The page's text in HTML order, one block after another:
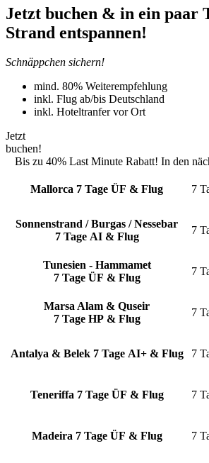
Jetzt buchen & in ein paar
Strand entspannen!
Schnäppchen sichern!
mind. 80% Weiterempfehlung
inkl. Flug ab/bis Deutschland
inkl. Hoteltranfer vor Ort
Jetzt
buchen!
Bis zu 40% Last Minute Rabatt! In den
Mallorca 7 Tage ÜF & Flug 7
Sonnenstrand / Burgas / Nessebar
7 Tage AI & Flug
7
Tunesien - Hammamet
7 Tage ÜF & Flug
7
Marsa Alam & Quseir
7 Tage HP & Flug
7
Antalya & Belek 7 Tage AI+ & Flug 7
Teneriffa 7 Tage ÜF & Flug 7
Madeira 7 Tage ÜF & Flug 7